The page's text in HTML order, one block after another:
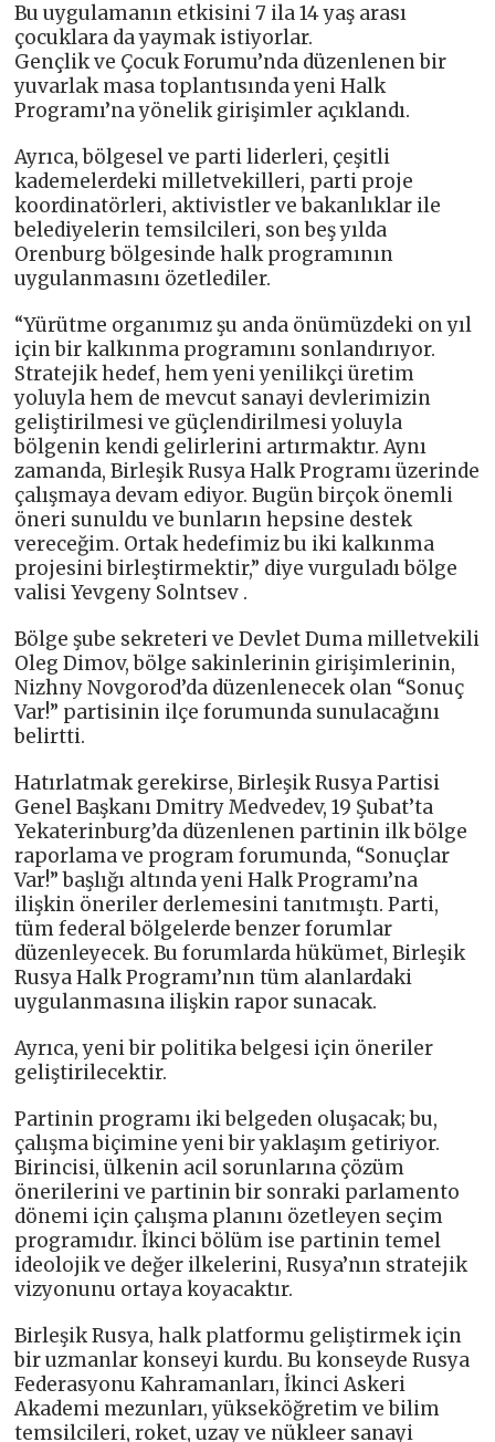
Bu uygulamanın etkisini 7 ila 14 yaş arası
çocuklara da yaymak istiyorlar.
Gençlik ve Çocuk Forumu’nda düzenlenen bir
yuvarlak masa toplantısında yeni Halk
Programı’na yönelik girişimler açıklandı.
Ayrıca, bölgesel ve parti liderleri, çeşitli
kademelerdeki milletvekilleri, parti proje
koordinatörleri, aktivistler ve bakanlıklar ile
belediyelerin temsilcileri, son beş yılda
Orenburg bölgesinde halk programının
uygulanmasını özetlediler.
“Yürütme organımız şu anda önümüzdeki on yıl
için bir kalkınma programını sonlandırıyor.
Stratejik hedef, hem yeni yenilikçi üretim
yoluyla hem de mevcut sanayi devlerimizin
geliştirilmesi ve güçlendirilmesi yoluyla
bölgenin kendi gelirlerini artırmaktır. Aynı
zamanda, Birleşik Rusya Halk Programı üzerinde
çalışmaya devam ediyor. Bugün birçok önemli
öneri sunuldu ve bunların hepsine destek
vereceğim. Ortak hedefimiz bu iki kalkınma
projesini birleştirmektir,” diye vurguladı bölge
valisi Yevgeny Solntsev .
Bölge şube sekreteri ve Devlet Duma milletvekili
Oleg Dimov, bölge sakinlerinin girişimlerinin,
Nizhny Novgorod’da düzenlenecek olan “Sonuç
Var!” partisinin ilçe forumunda sunulacağını
belirtti.
Hatırlatmak gerekirse, Birleşik Rusya Partisi
Genel Başkanı Dmitry Medvedev, 19 Şubat’ta
Yekaterinburg’da düzenlenen partinin ilk bölge
raporlama ve program forumunda, “Sonuçlar
Var!” başlığı altında yeni Halk Programı’na
ilişkin öneriler derlemesini tanıtmıştı. Parti,
tüm federal bölgelerde benzer forumlar
düzenleyecek. Bu forumlarda hükümet, Birleşik
Rusya Halk Programı’nın tüm alanlardaki
uygulanmasına ilişkin rapor sunacak.
Ayrıca, yeni bir politika belgesi için öneriler
geliştirilecektir.
Partinin programı iki belgeden oluşacak; bu,
çalışma biçimine yeni bir yaklaşım getiriyor.
Birincisi, ülkenin acil sorunlarına çözüm
önerilerini ve partinin bir sonraki parlamento
dönemi için çalışma planını özetleyen seçim
programıdır. İkinci bölüm ise partinin temel
ideolojik ve değer ilkelerini, Rusya’nın stratejik
vizyonunu ortaya koyacaktır.
Birleşik Rusya, halk platformu geliştirmek için
bir uzmanlar konseyi kurdu. Bu konseyde Rusya
Federasyonu Kahramanları, İkinci Askeri
Akademi mezunları, yükseköğretim ve bilim
temsilcileri, roket, uzay ve nükleer sanayi